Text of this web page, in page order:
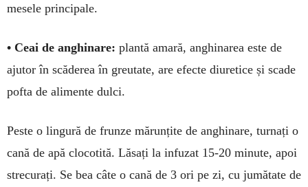
mesele prin­cipale.
• Ceai de anghinare: plantă amară, anghi­narea este de
ajutor în scăderea în greutate, are efecte diuretice și scade
pofta de alimente dulci.
Peste o lingură de frunze mărunțite de an­ghi­nare, turnați o
cană de apă clocotită. Lăsați la in­fuzat 15-20 minute, apoi
strecurați. Se bea câte o ca­­nă de 3 ori pe zi, cu jumătate de